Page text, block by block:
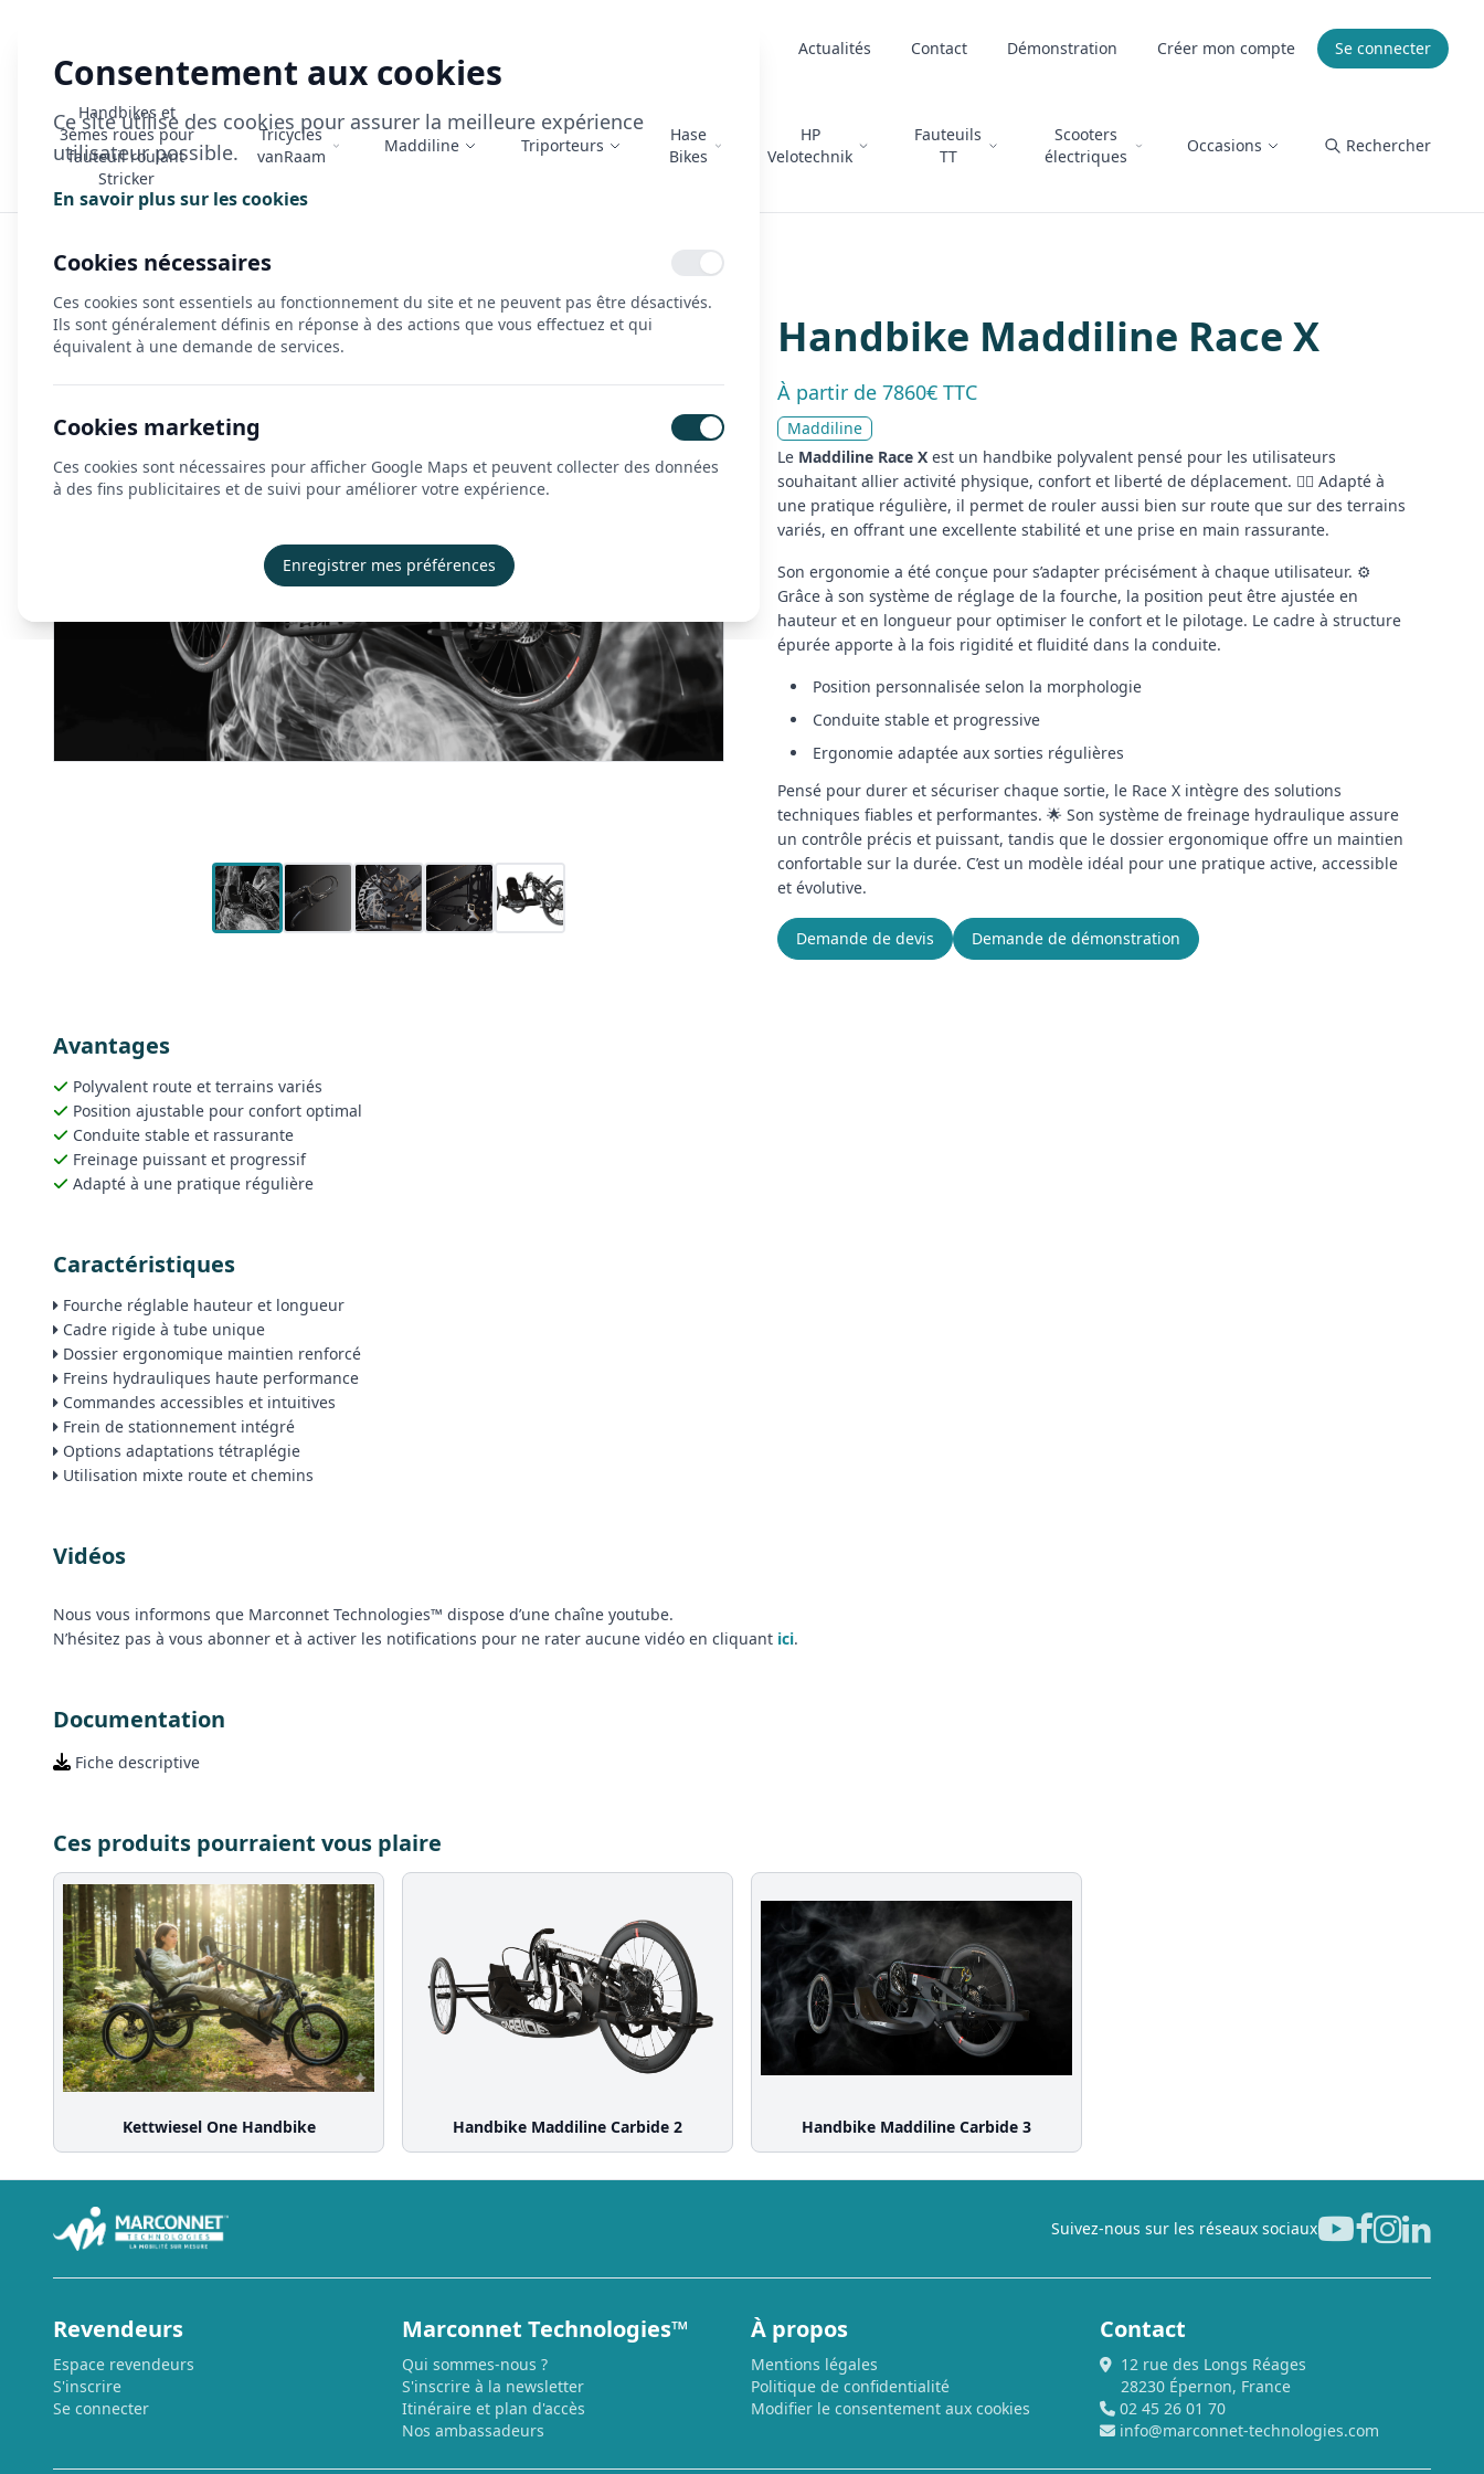
Actualités Contact Démonstration Créer mon compte Se connecter
Handbikes et
3èmes roues pour
fauteuil roulant
Stricker
Tricycles
vanRaam
Maddiline Triporteurs
Hase
Bikes
HP
Velotechnik
Fauteuils
TT
Scooters
électriques
Occasions Rechercher
Handbike Maddiline Race X
À partir de 7860€ TTC
Maddiline
Le Maddiline Race X est un handbike polyvalent pensé pour les utilisateurs
souhaitant allier activité physique, confort et liberté de déplacement. 🚴‍♂️ Adapté à
une pratique régulière, il permet de rouler aussi bien sur route que sur des terrains
variés, en offrant une excellente stabilité et une prise en main rassurante.
Son ergonomie a été conçue pour s’adapter précisément à chaque utilisateur. ⚙️
Grâce à son système de réglage de la fourche, la position peut être ajustée en
hauteur et en longueur pour optimiser le confort et le pilotage. Le cadre à structure
épurée apporte à la fois rigidité et fluidité dans la conduite.
Position personnalisée selon la morphologie
Conduite stable et progressive
Ergonomie adaptée aux sorties régulières
Pensé pour durer et sécuriser chaque sortie, le Race X intègre des solutions
techniques fiables et performantes. 🌟 Son système de freinage hydraulique assure
un contrôle précis et puissant, tandis que le dossier ergonomique offre un maintien
confortable sur la durée. C’est un modèle idéal pour une pratique active, accessible
et évolutive.
Demande de devis Demande de démonstration
Avantages
Polyvalent route et terrains variés
Position ajustable pour confort optimal
Conduite stable et rassurante
Freinage puissant et progressif
Adapté à une pratique régulière
Caractéristiques
Fourche réglable hauteur et longueur
Cadre rigide à tube unique
Dossier ergonomique maintien renforcé
Freins hydrauliques haute performance
Commandes accessibles et intuitives
Frein de stationnement intégré
Options adaptations tétraplégie
Utilisation mixte route et chemins
Vidéos
Nous vous informons que Marconnet Technologies™ dispose d’une chaîne youtube.
N’hésitez pas à vous abonner et à activer les notifications pour ne rater aucune vidéo en cliquant ici.
Documentation
Fiche descriptive
Ces produits pourraient vous plaire
Kettwiesel One Handbike Handbike Maddiline Carbide 2 Handbike Maddiline Carbide 3
Consentement aux cookies
Ce site utilise des cookies pour assurer la meilleure expérience
utilisateur possible.
En savoir plus sur les cookies
Cookies nécessaires
Ces cookies sont essentiels au fonctionnement du site et ne peuvent pas être désactivés.
Ils sont généralement définis en réponse à des actions que vous effectuez et qui
équivalent à une demande de services.
Cookies marketing
Ces cookies sont nécessaires pour afficher Google Maps et peuvent collecter des données
à des fins publicitaires et de suivi pour améliorer votre expérience.
Enregistrer mes préférences
Suivez-nous sur les réseaux sociaux
Revendeurs
Espace revendeurs
S'inscrire
Se connecter
Marconnet Technologies™
Qui sommes-nous ?
S'inscrire à la newsletter
Itinéraire et plan d'accès
Nos ambassadeurs
À propos
Mentions légales
Politique de confidentialité
Modifier le consentement aux cookies
Contact
12 rue des Longs Réages
28230 Épernon, France
02 45 26 01 70
info@marconnet-technologies.com